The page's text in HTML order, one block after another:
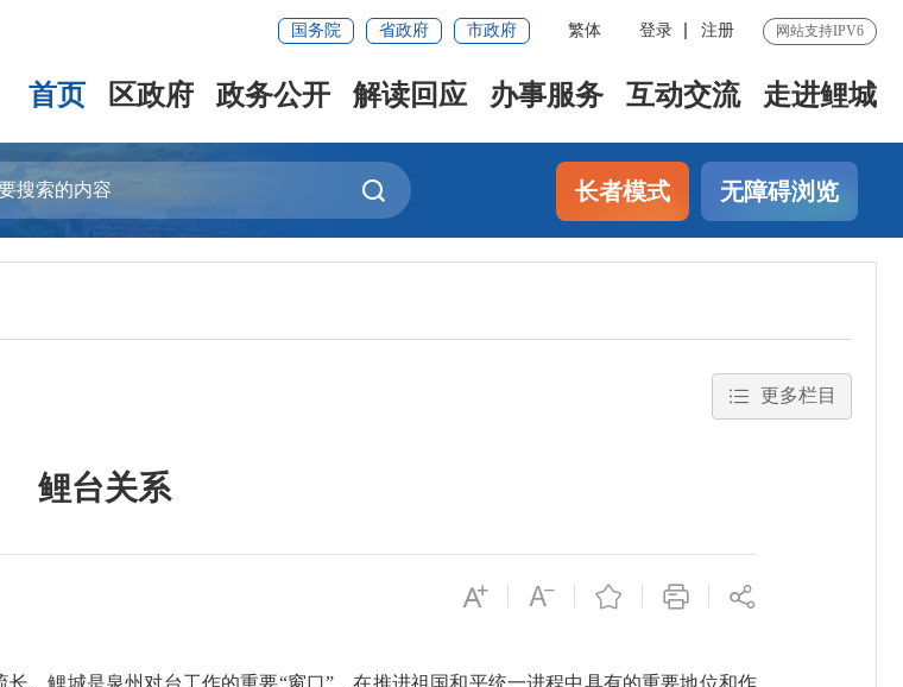
国务院 省政府 市政府 繁体 登录 注册 网站支持IPV6
首页 区政府 政务公开 解读回应 办事服务 互动交流 走进鲤城
长者模式 无障碍浏览
更多栏目
鲤台关系
鲤城是泉州对台工作的重要“窗口”，在推进祖国和平统一进程中具有的重要地位和作